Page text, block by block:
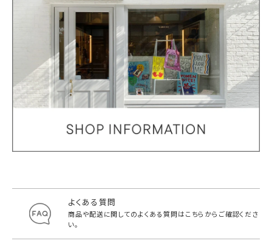
よくある質問
商品や配送に関してのよくある質問はこちらからご確認くださ
い。